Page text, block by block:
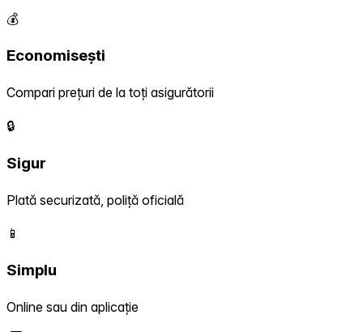
💰
Economisești
Compari prețuri de la toți asigurătorii
🔒
Sigur
Plată securizată, poliță oficială
📱
Simplu
Online sau din aplicație